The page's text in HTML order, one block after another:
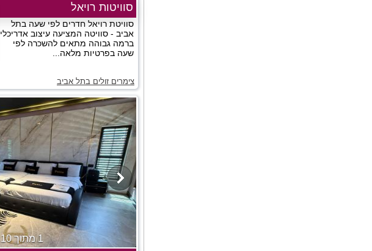
סוויטות רויאל
סוויטת רויאל חדרים לפי שעה בתל
אביב - סוויטה המציעה עיצוב אדריכלי
ברמה גבוהה מתאים להשכרה לפי
שעה בפרטיות מלאה...
צימרים זולים בתל אביב
1 מתוך 10